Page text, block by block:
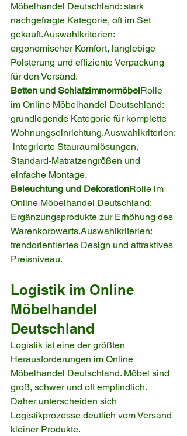
Möbelhandel Deutschland: stark
nachgefragte Kategorie, oft im Set
gekauft.Auswahlkriterien:
ergonomischer Komfort, langlebige
Polsterung und effiziente Verpackung
für den Versand.
Betten und SchlafzimmermöbelRolle
im Online Möbelhandel Deutschland:
grundlegende Kategorie für komplette
Wohnungseinrichtung.Auswahlkriterien:
integrierte Stauraumlösungen,
Standard-Matratzengrößen und
einfache Montage.
Beleuchtung und DekorationRolle im
Online Möbelhandel Deutschland:
Ergänzungsprodukte zur Erhöhung des
Warenkorbwerts.Auswahlkriterien:
trendorientiertes Design und attraktives
Preisniveau.
Logistik im Online
Möbelhandel
Deutschland
Logistik ist eine der größten
Herausforderungen im Online
Möbelhandel Deutschland. Möbel sind
groß, schwer und oft empfindlich.
Daher unterscheiden sich
Logistikprozesse deutlich vom Versand
kleiner Produkte.